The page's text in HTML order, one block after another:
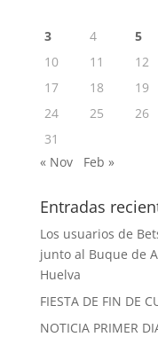
3
4 5
10
11 12
17
18 19
24
25 26
31
« Nov
Feb »
Entradas
Los usuarios de
junto al Buque de
Huelva
FIESTA DE FIN DE
NOTICIA PRIMER